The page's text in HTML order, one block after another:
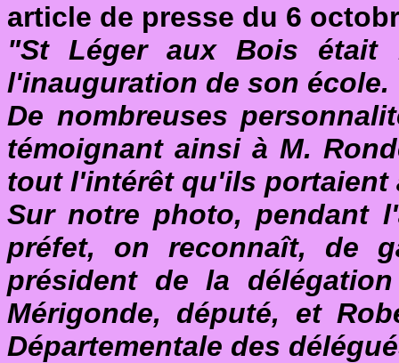
article de presse du 6
"St Léger aux Bois
l'inauguration de son école.
De nombreuses
témoignant ainsi à M.
tout l'intérêt qu'ils portaient
Sur notre photo, pendant
préfet, on reconnaît, de
président de la
Mérigonde, député, et
Départementale des